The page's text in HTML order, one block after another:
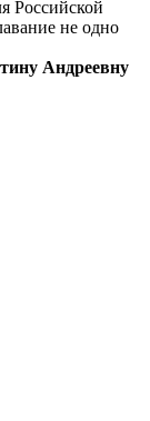
Российской
не одно
Андреевну